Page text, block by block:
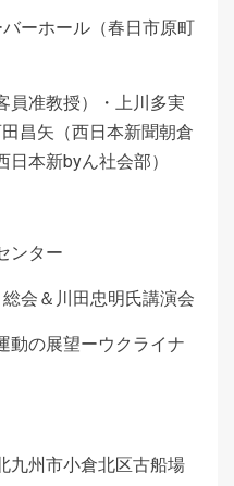
ーホール（春日市原町
員准教授）・上川多実
田昌矢（西日本新聞朝倉
本新byん社会部）
ンター
会＆川田忠明氏講演会
動の展望ーウクライナ
九州市小倉北区古船場